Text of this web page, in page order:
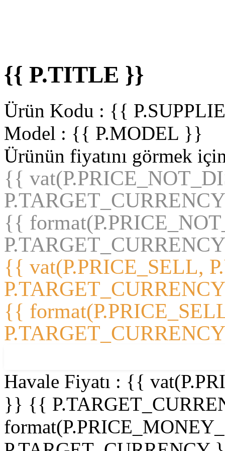
{{ P.TITLE }}
Ürün Kodu : {{
Model : {{ P.MODEL }}
Ürünün fiyatını görmek
{{
{{
{{ vat(P.PRICE_SELL,
{{
Havale Fiyatı : {{
}} {{